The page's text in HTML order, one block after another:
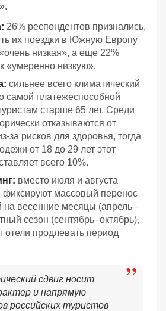
26% респондентов признались,
их поездки в Южную Европу
низкая», а еще 22%
«умеренно низкую».
сильнее всего климатический
самой платежеспособной
старше 65 лет. Среди
отказываются от
за рисков для здоровья, тогда
от 18 до 29 лет этот
всего 10%.
вместо июля и августа
фиксируют массовый перенос
на весенние месяцы (апрель–
сезон (сентябрь–октябрь),
отели продлевать период
сдвиг носит
и напрямую
российских туристов